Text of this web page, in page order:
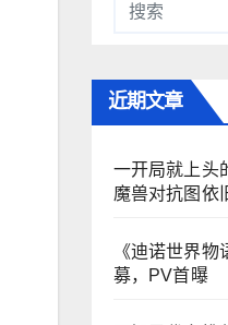
近期文章
一开局就上头
魔兽对抗图依
《迪诺世界
募，PV首曝